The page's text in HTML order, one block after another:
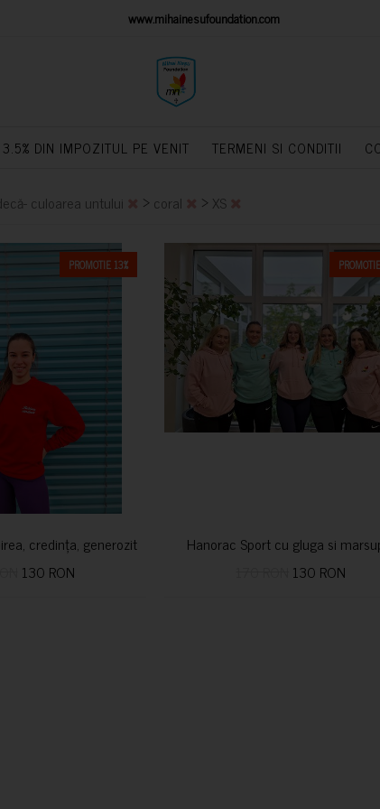
PLATFORM www.mihainesufoundation.com
3.5% DIN IMPOZITUL PE VENIT TERMENI SI CONDITII
culoarea untului > coral > XS
PROMOTIE 13%
credința, generozitatea vindecă
130 RON
CUMPARA
Hanorac Sport cu gluga si
130 RON
CUMPARA